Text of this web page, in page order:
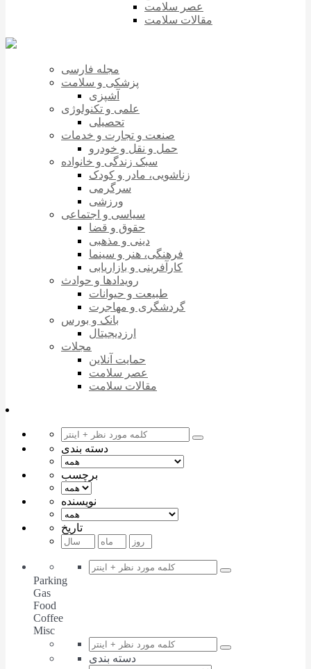
عصر سلامت
مقالات سلامت
مجله فارسی
پزشکی و سلامت
آشپزی
علمی و تکنولوژی
تحصیلی
صنعت و تجارت و خدمات
حمل و نقل و خودرو
سبک زندگی و خانواده
زناشویی، مادر و کودک
سرگرمی
ورزشی
سیاسی و اجتماعی
حقوق و قضا
دینی و مذهبی
فرهنگی، هنر و سینما
کارآفرینی و بازاریابی
رویدادها و حوادث
طبیعت و حیوانات
گردشگری و مهاجرت
بانک و بورس
ارزدیجیتال
مجلات
حمایت آنلاین
عصر سلامت
مقالات سلامت
دسته بندی
برچسب
نویسنده
تاریخ
Parking
Gas
Food
Coffee
Misc
دسته بندی